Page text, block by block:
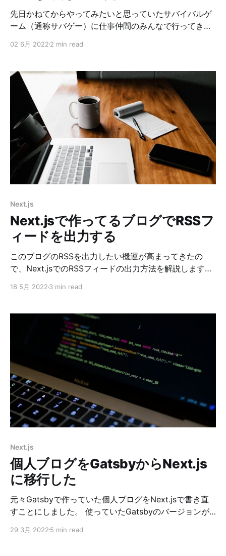
先日かねてからやってみたいと思っていたサバイバルゲ
ーム（通称サバゲー）に仕事仲間のみんなで行ってきま
る感じのメンバーです。 フィールドはメンバーの1人が
た。 初回ということで、銃や服などすべてレンタルしま
した。参加費含めて7〜8000円ぐらいで参加できます。
その時の様子をGoProで撮ってきました。この動画で雰
囲気は分かるんじゃないかなと。 ちょっと編集してテロ
ップ付けたりしてみました。 初参戦しての感想など サ
バゲーはじめての参加でしたが、FPSゲームをやってい
たのでそれの応用が効いたような気がします。 逆にサバ
ゲーの経験がFPSゲームにも効くような感じがしまし
た。 この手の話は、SAOのスピンオフ作品ガンゲイル・
オンラインの作中で特殊部隊の人たちがVRゲームを使っ
手の作品を見直しました）、実際に特殊部隊の訓練で使
ってるとかなんとかっていう話があったりします。 話が
逸れたので、どのあたりに
02 6月 2022 2 min read
Next.js
Next.jsで作ってるブログでRSSフ
ィードを出力する
このブログのRSSを出力したい機運が高まってきたの
で、Next.jsでのRSSフィードの出力方法を解説します。
ください！ RSSフィードを出力するのに使えそうなnpm
た。どちらでもやりたいことはできるのでどちら使って
も良いと思います。 feedにした理由は 1. rssの方が最終
リリースが5年前と古い 2. rssの方が依存が多い mime-
typesとxmlの2つ。xmlの方は最終更新日が6年前であ
る。 3. feedは依存しているのがxml-jsだけ 依存は少な
いほうがやっぱり良いですよね。 ってことでやっていき
ます。 手順 ①feedを追加する $ yarn add feed
②RSSフィードを出力するページを作る ほぼ、参考に
したcatnoseさんの記事と同じです。 import {
18 5月 2022 3 min read
Next.js
個人ブログをGatsbyからNext.js
に移行した
元々Gatsbyで作っていた個人ブログをNext.jsで書き直
すことにしました。 使っていたGatsbyのバージョンが
ない状態で、新しくブログ記事を書いてもローカル確認
29 3月 2022 5 min read